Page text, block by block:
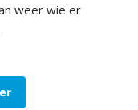
weer wie er